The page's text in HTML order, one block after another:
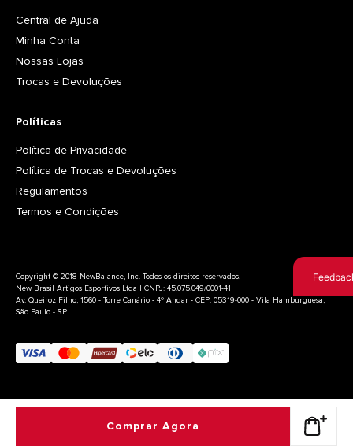
Comprar Agora
Central de Ajuda
Minha Conta
Nossas Lojas
Trocas e Devoluções
Políticas
Política de Privacidade
Política de Trocas e Devoluções
Regulamentos
Termos e Condições
Copyright © 2018 NewBalance, Inc. Todos os direitos reservados.
New Brasil Artigos Esportivos Ltda | CNPJ: 45.075.049/0001-41
Av. Queiroz Filho, 1560 - Torre Canário - 4º Andar - CEP: 05319-000 - Vila Hamburguesa,
São Paulo - SP